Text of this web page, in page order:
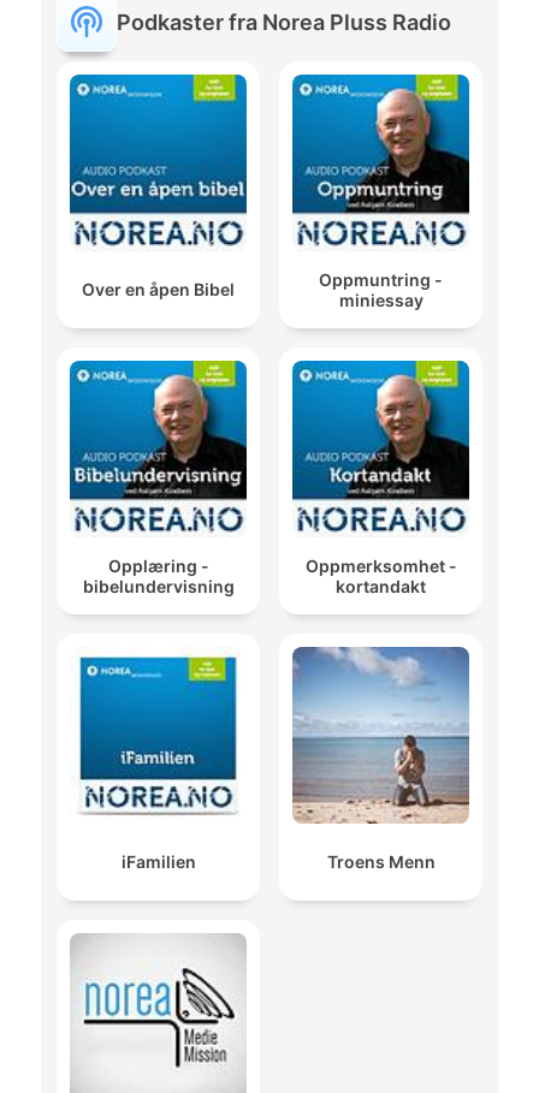
Podkaster fra Norea Pluss Radio
Over en åpen Bibel
Oppmuntring -
miniessay
Opplæring -
bibelundervisning
Oppmerksomhet -
kortandakt
iFamilien Troens Menn